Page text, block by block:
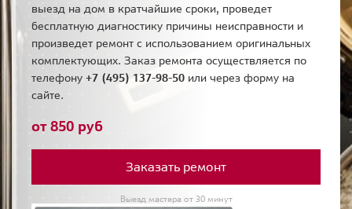
выезд на дом в кратчайшие сроки, проведет
бесплатную диагностику причины неисправности и
произведет ремонт с использованием оригинальных
комплектующих. Заказ ремонта осуществляется по
телефону +7 (495) 137-98-50 или через форму на
сайте.
от 850 руб
Заказать ремонт
Выезд мастера от 30 минут